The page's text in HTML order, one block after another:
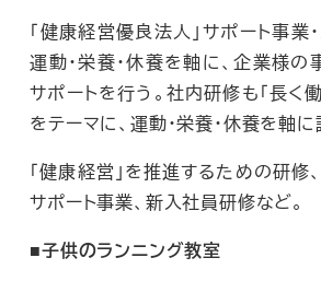
「健康経営優良法人」サポート事業
運動・栄養・休養を軸に、企業様
サポートを行う。社内研修も「長く
をテーマに、運動・栄養・休養を軸に
「健康経営」を推進するための研修
サポート事業、新入社員研修など。
■子供のランニング教室